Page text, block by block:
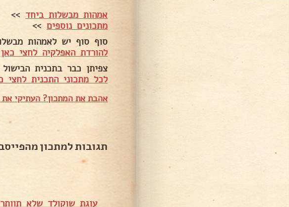
אמהות מבשלות ביחד >>
מתכונים נוספים>>
סוף סוף יש לאמהות
להורדת האפלקיה לחצי כאן
צפיתן כבר בתכנית הבישול
לכל מתכוני התכנית לחצי
אהבת את המתכון? העתיקי
תגובות למתכון
עוגת שוקולד שלא